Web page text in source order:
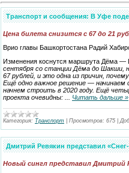
Транспорт и сообщения: В Уфе
Цена билета снизится с 67 до 21
Врио главы Башкортостана Радий
Изменения коснутся маршрута Дёма —
сентября со станции Дёма до Шакши,
67 рублей, и это одна из причин,
Ещё одно важное решение — начинаем
начнем строить в 2020 году. Ещё
проекта очевидны:
Читать дальше »
Категория: Транспорт Просмотров: 675 |
Дмитрий Ревякин представил
Новый сингл представил Дмитрий